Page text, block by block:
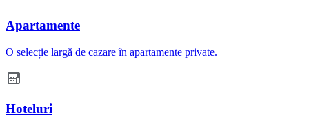
Apartamente
O selecție largă de cazare în apartamente private.
Hoteluri